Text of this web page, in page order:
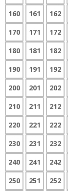
160
161 162
170
171 172
180
181 182
190
191 192
200
201 202
210
211 212
220
221 222
230
231 232
240
241 242
250
251 252